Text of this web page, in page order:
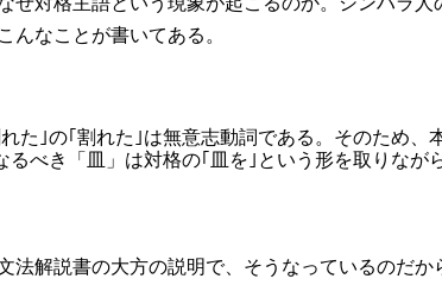
んなことが書いてある。
た｣の｢割れた｣は無意志動詞である。そのため、
るべき「皿」は対格の｢皿を｣という形を取りなが
法解説書の大方の説明で、そうなっているのだか